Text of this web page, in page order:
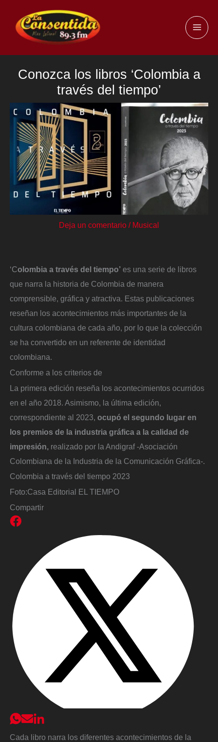
contenido
Conozca los libros ‘Colombia a
través del tiempo’
Deja un comentario / Musical
‘Colombia a través del tiempo’ es una serie de libros
que narra la historia de Colombia de manera
comprensible, gráfica y atractiva. Estas publicaciones
reseñan los acontecimientos más importantes de la
cultura colombiana de cada año, por lo que la colección
se ha convertido en un referente de identidad
colombiana.
Conforme a los criterios de
La primera edición reseña los acontecimientos ocurridos
en el año 2018. Asimismo, la última edición,
correspondiente al 2023, ocupó el segundo lugar en
los premios de la industria gráfica a la calidad de
impresión, realizado por la Andigraf -Asociación
Colombiana de la Industria de la Comunicación Gráfica-.
Colombia a través del tiempo 2023
Foto:Casa Editorial EL TIEMPO
Compartir
Cada libro narra los diferentes acontecimientos de la